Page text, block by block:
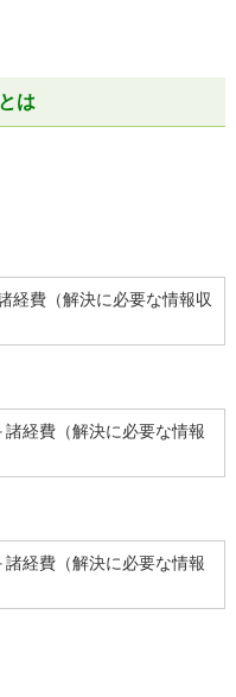
は
経費（解決に必要な情報収
経費（解決に必要な情報
経費（解決に必要な情報